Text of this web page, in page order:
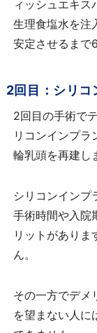
ィッシュエキ
生理食塩水を注
安定させるまで
2回目：シリコ
2回目の手術で
リコンインプラ
輪乳頭を再建し
シリコンインプ
手術時間や入院
リットがありま
ん。
その一方でデメ
を望まない人に